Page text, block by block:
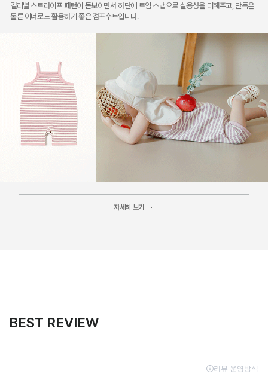
컬러별 스트라이프 패턴이 돋보이면서 하단에 트임 스냅으로 실용성을 더해주고, 단독은
물론 이너로도 활용하기 좋은 점프수트입니다.
자세히 보기
BEST REVIEW